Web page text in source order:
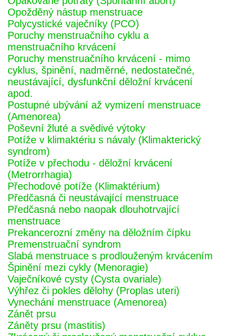
Opožděný nástup menstruace
Polycystické vaječníky (PCO)
Poruchy menstruačního cyklu a
menstruačního krvácení
Poruchy menstruačního krvácení - mimo
cyklus, špinění, nadměrné, nedostatečné,
neustávající, dysfunkční děložní krvácení
apod.
Postupné ubývání až vymizení menstruace
(Amenorea)
Poševní žluté a svědivé výtoky
Potíže v klimaktériu s návaly (Klimakterický
syndrom)
Potíže v přechodu - děložní krvácení
(Metrorrhagia)
Přechodové potíže (Klimaktérium)
Předčasná či neustávající menstruace
Předčasná nebo naopak dlouhotrvající
menstruace
Prekancerozní změny na děložním čípku
Premenstruační syndrom
Slabá menstruace s prodlouženým krvácením
Špinění mezi cykly (Menoragie)
Vaječníkové cysty (Cysta ovariale)
Výhřez či pokles dělohy (Proplas uteri)
Vynechání menstruace (Amenorea)
Zánět prsu
Záněty prsu (mastitis)